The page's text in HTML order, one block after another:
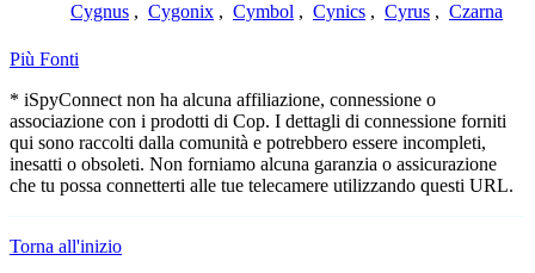
Cygnus , Cygonix , Cymbol , Cynics , Cyrus , Czarna
Più Fonti
* iSpyConnect non ha alcuna affiliazione, connessione o
associazione con i prodotti di Cop. I dettagli di connessione forniti
qui sono raccolti dalla comunità e potrebbero essere incompleti,
inesatti o obsoleti. Non forniamo alcuna garanzia o assicurazione
che tu possa connetterti alle tue telecamere utilizzando questi URL.
Torna all'inizio